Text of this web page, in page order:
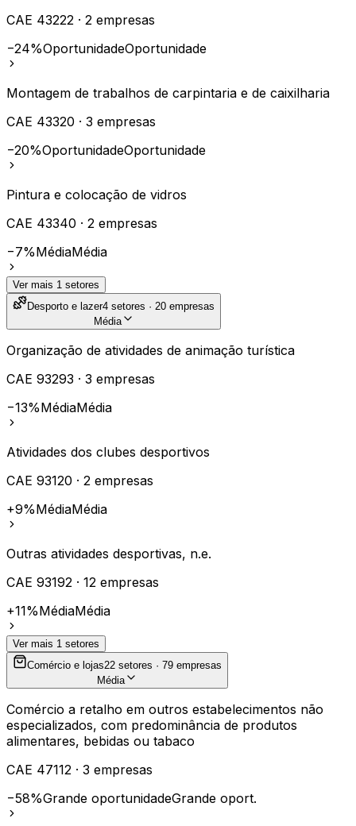
CAE 43222 · 2 empresas
−24%OportunidadeOportunidade
Montagem de trabalhos de carpintaria e de caixilharia
CAE 43320 · 3 empresas
−20%OportunidadeOportunidade
Pintura e colocação de vidros
CAE 43340 · 2 empresas
−7%MédiaMédia
Ver mais 1 setores
Desporto e lazer4 setores · 20 empresas
Média
Organização de atividades de animação turística
CAE 93293 · 3 empresas
−13%MédiaMédia
Atividades dos clubes desportivos
CAE 93120 · 2 empresas
+9%MédiaMédia
Outras atividades desportivas, n.e.
CAE 93192 · 12 empresas
+11%MédiaMédia
Ver mais 1 setores
Comércio e lojas22 setores · 79 empresas
Média
Comércio a retalho em outros estabelecimentos não
especializados, com predominância de produtos
alimentares, bebidas ou tabaco
CAE 47112 · 3 empresas
−58%Grande oportunidadeGrande oport.